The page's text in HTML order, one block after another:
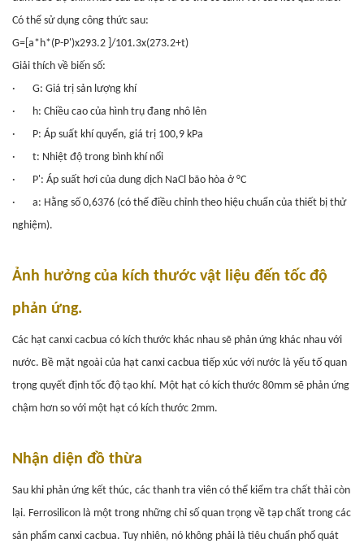
Có thể sử dụng công thức sau:
G=[a*h*(P-P')x293.2 ]/101.3x(273.2+t)
Giải thích về biến số:
·
G: Giá trị sản lượng khí
·
h: Chiều cao của hình trụ đang nhô lên
·
P: Áp suất khí quyển, giá trị 100,9 kPa
·
t: Nhiệt độ trong bình khí nổi
·
P': Áp suất hơi của dung dịch NaCl bão hòa ở °C
·
a: Hằng số 0,6376 (có thể điều chỉnh theo hiệu chuẩn của thiết bị thử
nghiệm).
Ảnh hưởng của kích thước vật liệu đến tốc độ
phản ứng.
Các hạt canxi cacbua có kích thước khác nhau sẽ phản ứng khác nhau với
nước. Bề mặt ngoài của hạt canxi cacbua tiếp xúc với nước là yếu tố quan
trọng quyết định tốc độ tạo khí. Một hạt có kích thước 80mm sẽ phản ứng
chậm hơn so với một hạt có kích thước 2mm.
Nhận diện đồ thừa
Sau khi phản ứng kết thúc, các thanh tra viên có thể kiểm tra chất thải còn
lại. Ferrosilicon là một trong những chỉ số quan trọng về tạp chất trong các
sản phẩm canxi cacbua. Tuy nhiên, nó không phải là tiêu chuẩn phổ quát